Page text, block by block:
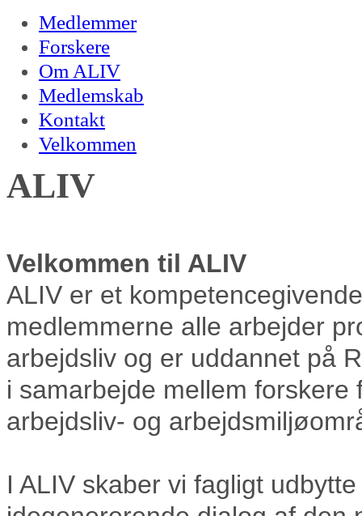
Medlemmer
Forskere
Om ALIV
Medlemskab
Kontakt
Velkommen
ALIV
Velkommen til ALIV
ALIV er et
medlemmerne alle arbejder
arbejdsliv og er uddannet på
i samarbejde mellem forskere
arbejdsliv- og
I ALIV skaber vi fagligt